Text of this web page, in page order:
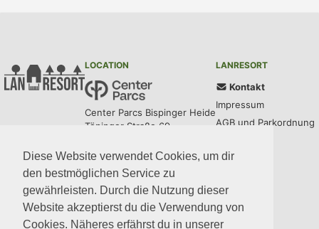
Diese Website verwendet Cookies, um dir
den bestmöglichen Service zu
gewährleisten. Durch die Nutzung dieser
Website akzeptierst du die Verwendung von
Cookies. Näheres erfährst du in unserer
LOCATION
Center Parcs Bispinger Heide
Töpinger Straße 69
LANRESORT
Kontakt
Impressum
AGB und Parkordnung
UPDATES COMMUNITY